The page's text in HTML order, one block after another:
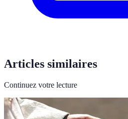
Articles similaires
Continuez votre lecture